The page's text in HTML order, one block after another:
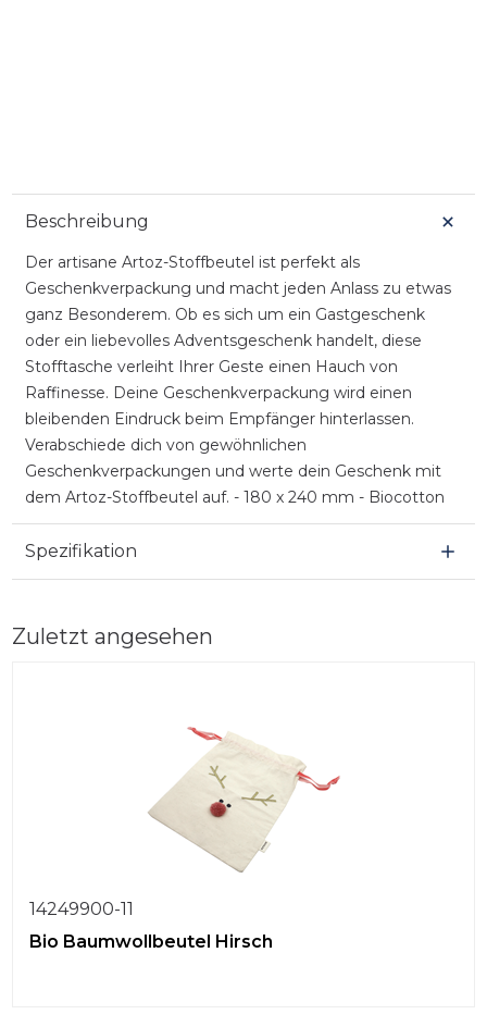
Beschreibung
Der artisane Artoz-Stoffbeutel ist perfekt als
Geschenkverpackung und macht jeden Anlass zu etwas
ganz Besonderem. Ob es sich um ein Gastgeschenk
oder ein liebevolles Adventsgeschenk handelt, diese
Stofftasche verleiht Ihrer Geste einen Hauch von
Raffinesse. Deine Geschenkverpackung wird einen
bleibenden Eindruck beim Empfänger hinterlassen.
Verabschiede dich von gewöhnlichen
Geschenkverpackungen und werte dein Geschenk mit
dem Artoz-Stoffbeutel auf. - 180 x 240 mm - Biocotton
Spezifikation
Zuletzt angesehen
14249900-11
Bio Baumwollbeutel Hirsch